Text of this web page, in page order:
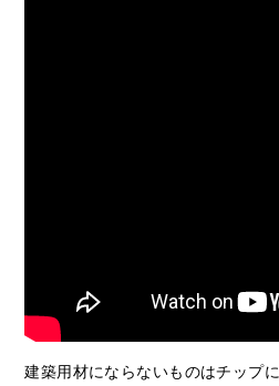
建築用材にならないものはチップに